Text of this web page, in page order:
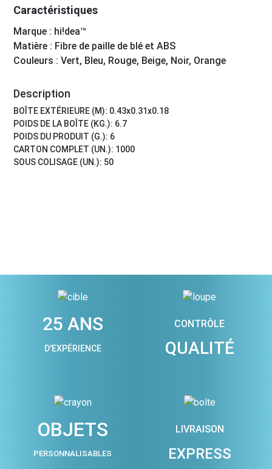
Caractéristiques
Marque : hi!dea™
Matière : Fibre de paille de blé et ABS
Couleurs : Vert, Bleu, Rouge, Beige, Noir, Orange
Description
BOÎTE EXTÉRIEURE (M): 0.43x0.31x0.18
POIDS DE LA BOÎTE (KG.): 6.7
POIDS DU PRODUIT (G.): 6
CARTON COMPLET (UN.): 1000
SOUS COLISAGE (UN.): 50
25 ANS
D'EXPÉRIENCE
CONTRÔLE
QUALITÉ
OBJETS
PERSONNALISABLES
LIVRAISON
EXPRESS